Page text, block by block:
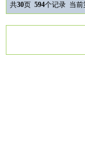
共30页 594个记录 当前